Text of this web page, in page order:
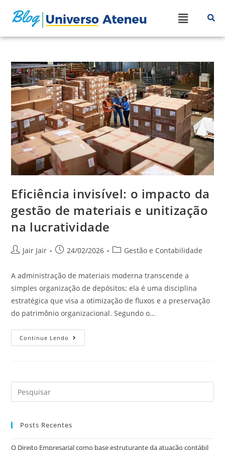
Eficiência invisível: o impacto da
gestão de materiais e unitização
na lucratividade
Jair Jair 24/02/2026 Gestão e Contabilidade
A administração de materiais moderna transcende a
simples organização de depósitos; ela é uma disciplina
estratégica que visa a otimização de fluxos e a preservação
do patrimônio organizacional. Segundo o…
Continue Lendo
Posts Recentes
O Direito Empresarial como base estruturante da atuação contábil